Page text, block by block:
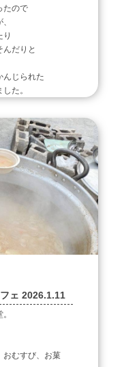
たので
り
だりと
んじられた
た。
ェ 2026.1.11
おむすび、お菓